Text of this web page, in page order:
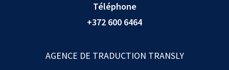
Téléphone
+372 600 6464
AGENCE DE TRADUCTION TRANSLY